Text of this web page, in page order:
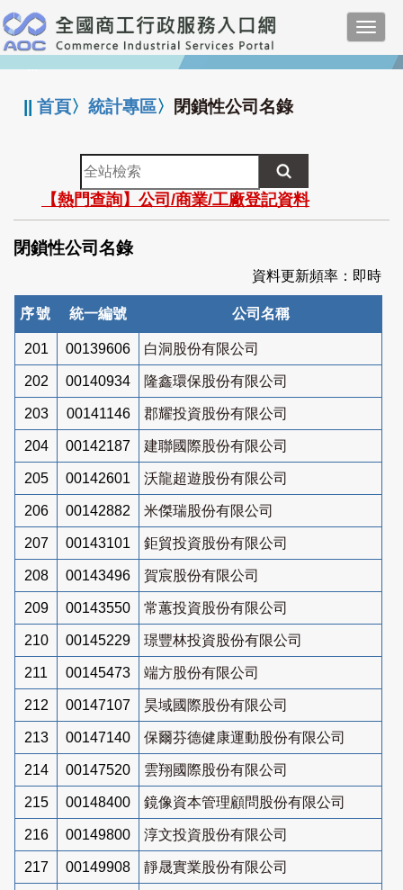
跳
到
主
要
:::
||首頁〉統計專區〉 閉鎖性公司名錄
全
站
檢
索
【熱門查詢】公司/商業/工廠登記資料
閉鎖性公司名錄
資料更新頻率：即時
序號 統一編號 公司名稱
201 00139606 白洞股份有限公司
202 00140934 隆鑫環保股份有限公司
203 00141146 郡耀投資股份有限公司
204 00142187 建聯國際股份有限公司
205 00142601 沃龍超遊股份有限公司
206 00142882 米傑瑞股份有限公司
207 00143101 鉅貿投資股份有限公司
208 00143496 賀宸股份有限公司
209 00143550 常蕙投資股份有限公司
210 00145229 璟豐林投資股份有限公司
211 00145473 端方股份有限公司
212 00147107 昊域國際股份有限公司
213 00147140 保爾芬德健康運動股份有限公司
214 00147520 雲翔國際股份有限公司
215 00148400 鏡像資本管理顧問股份有限公司
216 00149800 淳文投資股份有限公司
217 00149908 靜晟實業股份有限公司